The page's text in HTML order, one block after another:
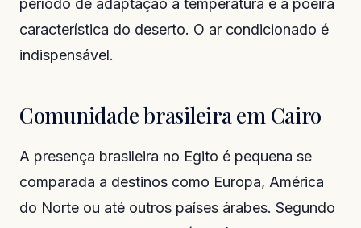
período de adaptação à temperatura e à poeira
característica do deserto. O ar condicionado é
indispensável.
Comunidade brasileira em Cairo
A presença brasileira no Egito é pequena se
comparada a destinos como Europa, América
do Norte ou até outros países árabes. Segundo